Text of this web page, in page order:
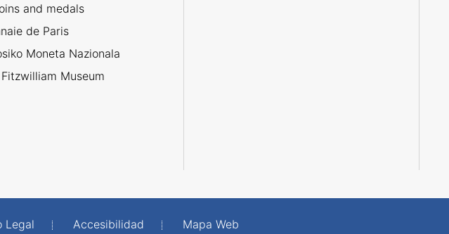
and medals
de Paris
Moneta Nazionala
Museum
Legal Accesibilidad Mapa Web